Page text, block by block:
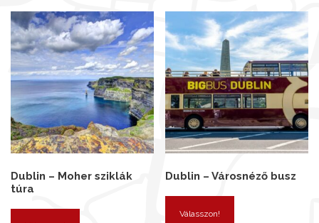
Dublin – Moher sziklák
túra
Dublin – Városnéző busz
Válasszon!